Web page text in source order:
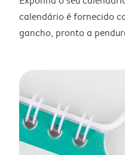
calendário é fornecido
gancho, pronto a